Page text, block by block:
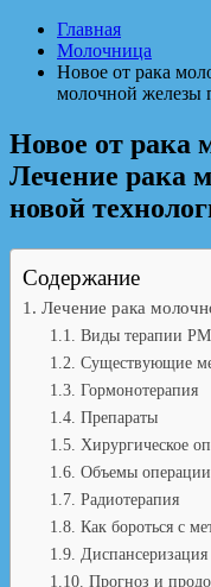
Главная
Молочница
Новое от рака
молочной железы
Новое от рака
Лечение рака
новой
Содержание
Лечение рака
Виды терапии
Существующие
Гормонотерапия
Препараты
Хирургическое
Объемы операции
Радиотерапия
Как бороться с
Диспансеризация
Прогноз и